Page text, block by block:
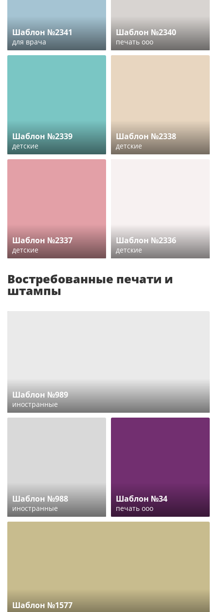
Шаблон №2341
для врача
Шаблон №2340
печать ооо
Шаблон №2339
детские
Шаблон №2338
детские
Шаблон №2337
детские
Шаблон №2336
детские
Востребованные печати и
штампы
Шаблон №989
иностранные
Шаблон №988
иностранные
Шаблон №34
печать ооо
Шаблон №1577